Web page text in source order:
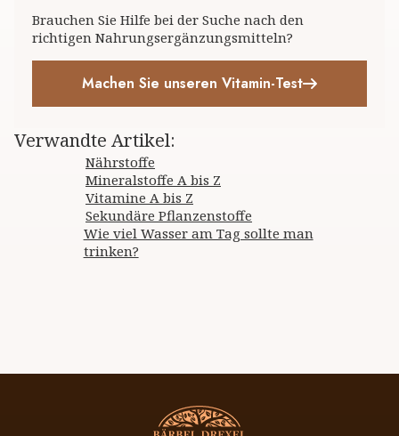
Brauchen Sie Hilfe bei der Suche nach den
richtigen Nahrungsergänzungsmitteln?
Machen Sie unseren Vitamin-Test
Verwandte Artikel:
Nährstoffe
Mineralstoffe A bis Z
Vitamine A bis Z
Sekundäre Pflanzenstoffe
Wie viel Wasser am Tag sollte man
trinken?